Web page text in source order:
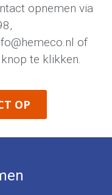
opnemen via
,
of
te klikken.
OP